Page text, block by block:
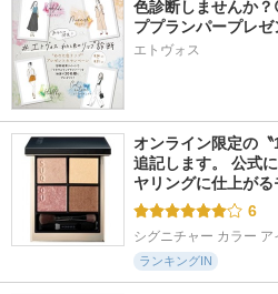
色診断しませんか
ププランパープレ
エトヴォス
オンライン限定の〝
追記します。 公式
ヤリングに仕上が
6
シグニチャー カラー ア
ランキングIN